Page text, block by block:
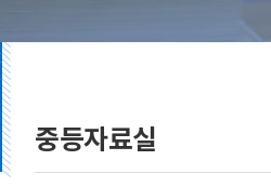
중등자료실